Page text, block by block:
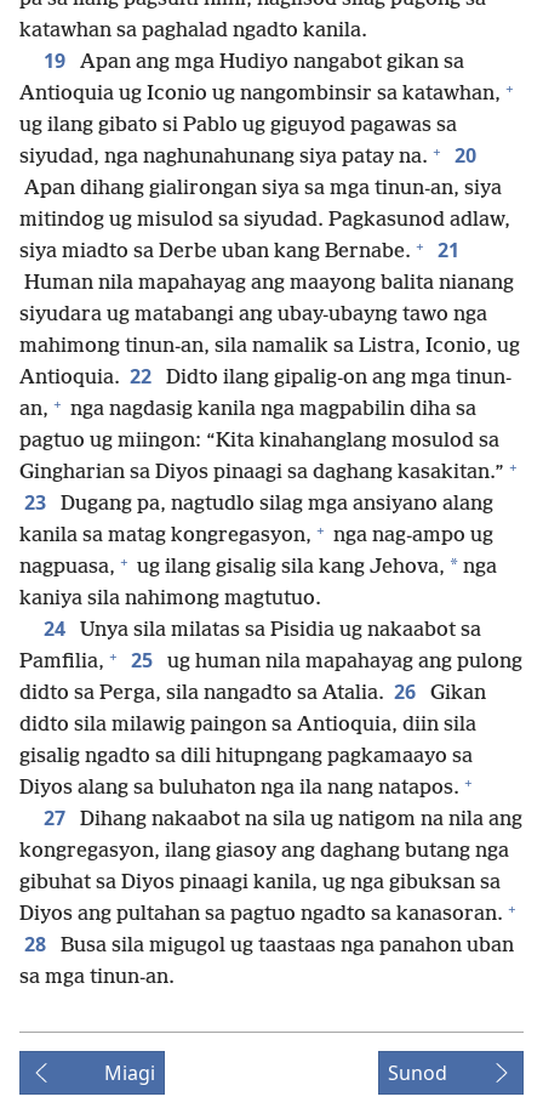
katawhan sa paghalad ngadto kanila.
19
Apan ang mga Hudiyo nangabot gikan sa
Antioquia ug Iconio ug nangombinsir sa katawhan, +
ug ilang gibato si Pablo ug giguyod pagawas sa
siyudad, nga naghunahunang siya patay na. + 20
Apan dihang gialirongan siya sa mga tinun-an, siya
mitindog ug misulod sa siyudad. Pagkasunod adlaw,
siya miadto sa Derbe uban kang Bernabe. + 21
Human nila mapahayag ang maayong balita nianang
siyudara ug matabangi ang ubay-ubayng tawo nga
mahimong tinun-an, sila namalik sa Listra, Iconio, ug
Antioquia. 22
Didto ilang gipalig-on ang mga tinun-
an, + nga nagdasig kanila nga magpabilin diha sa
pagtuo ug miingon: “Kita kinahanglang mosulod sa
Gingharian sa Diyos pinaagi sa daghang kasakitan.” +
23
Dugang pa, nagtudlo silag mga ansiyano alang
kanila sa matag kongregasyon, + nga nag-ampo ug
nagpuasa, + ug ilang gisalig sila kang Jehova, * nga
kaniya sila nahimong magtutuo.
24
Unya sila milatas sa Pisidia ug nakaabot sa
Pamfilia, + 25
ug human nila mapahayag ang pulong
didto sa Perga, sila nangadto sa Atalia. 26
Gikan
didto sila milawig paingon sa Antioquia, diin sila
gisalig ngadto sa dili hitupngang pagkamaayo sa
Diyos alang sa buluhaton nga ila nang natapos. +
27
Dihang nakaabot na sila ug natigom na nila ang
kongregasyon, ilang giasoy ang daghang butang nga
gibuhat sa Diyos pinaagi kanila, ug nga gibuksan sa
Diyos ang pultahan sa pagtuo ngadto sa kanasoran. +
28
Busa sila migugol ug taastaas nga panahon uban
sa mga tinun-an.
Miagi Sunod